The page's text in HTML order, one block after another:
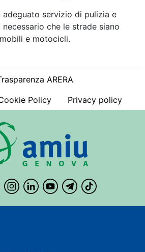
adeguato servizio di pulizia e
che le strade siano
e motocicli.
ARERA
Policy Privacy policy